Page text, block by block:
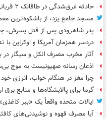
حادثه غرق‌شدگی در طاقانک ۲ قربانی گرفت
مسجد جامع یزد، از باشکوه‌ترین
پدر شاهرودی پس از قتل پسرش،
دردسر همزمان آمریکا و اوکراین
آثار مخرب مصرف الکل و سیگار در
اذعان رسانه صهیونیست به موج
چرا مغز در هنگام خواب، انرژی
گرما برای پالایشگاه‌ها و منابع برق
ایالات متحده واقعاً یک «ببر
آیا مصرف قهوه و نوشیدنی‌های